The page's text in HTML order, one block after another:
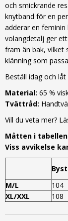
och smickrande
knytband för en
adderar en
volangdetalj ger
fram än bak, vilket
klänning som
Beställ idag och
Material: 65 %
Tvättråd:
Vill du veta mer?
Måtten i
Viss avvikelse
Byst
M/L
104
XL/XXL
108